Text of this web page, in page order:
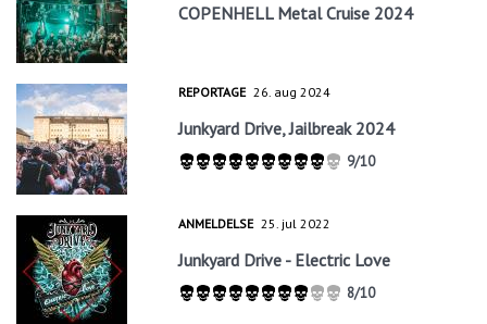
COPENHELL Metal Cruise 2024
REPORTAGE 26. aug 2024
Junkyard Drive, Jailbreak 2024
9/10
ANMELDELSE 25. jul 2022
Junkyard Drive - Electric Love
8/10